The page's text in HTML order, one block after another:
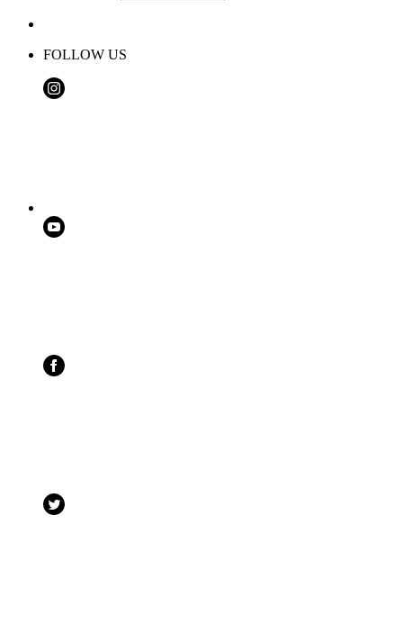
FOLLOW US